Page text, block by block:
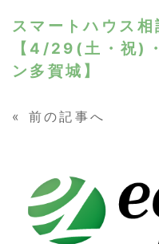
スマートハウス
【4/29(土・祝)
ン多賀城】
« 前の記事へ